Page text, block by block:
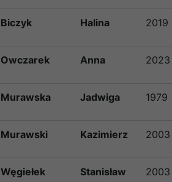
Biczyk Halina 2019
Owczarek Anna 2023
Murawska Jadwiga 1979
Murawski Kazimierz 2003
Węgiełek Stanisław 2003